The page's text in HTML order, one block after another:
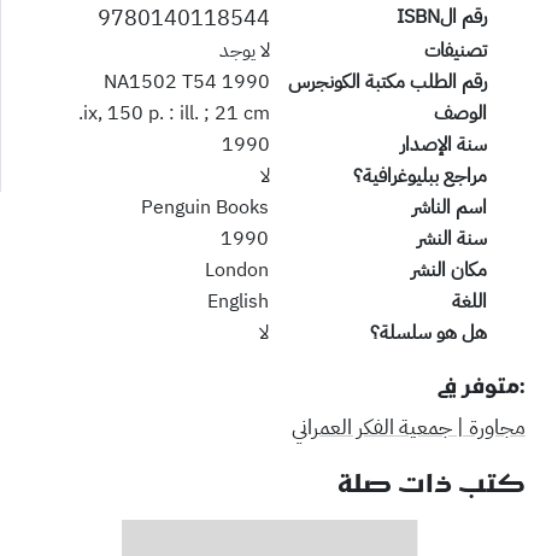
رقم الISBN 9780140118544
تصنيفات
لا يوجد
رقم الطلب مكتبة الكونجرس
NA1502 T54 1990
الوصف
ix, 150 p. : ill. ; 21 cm.
سنة الإصدار
1990
مراجع ببليوغرافية؟
لا
اسم الناشر
Penguin Books
سنة النشر
1990
مكان النشر
London
اللغة
English
هل هو سلسلة؟
لا
:متوفر في
مجاورة | جمعية الفكر العمراني
كتب ذات صلة